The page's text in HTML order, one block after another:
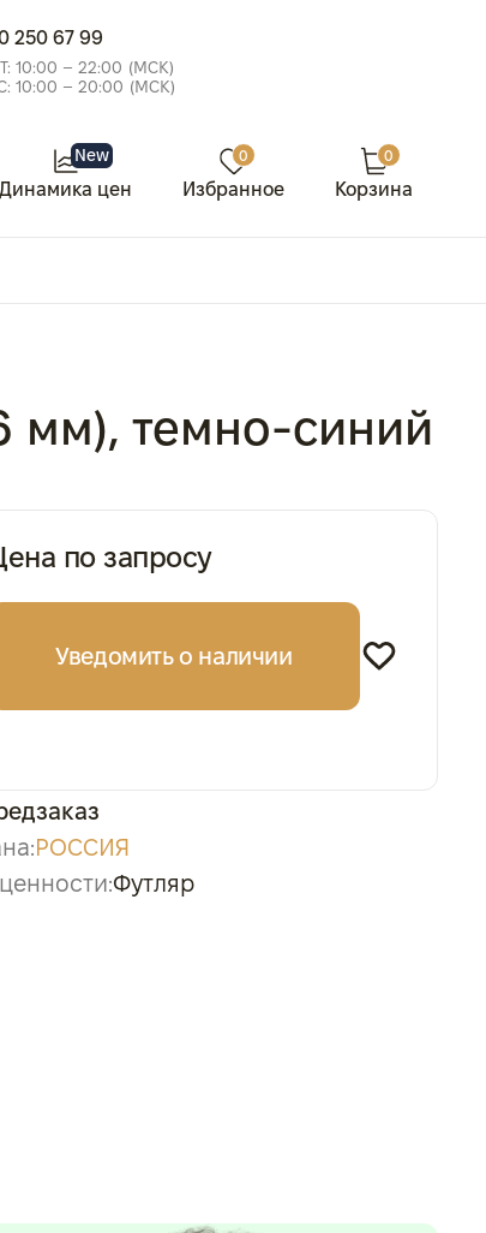
250 67 99
10:00 – 22:00 (МСК)
10:00 – 20:00 (МСК)
New
Динамика цен
0
Избранное
0
Корзина
мм), темно-синий
по запросу
Уведомить о наличии
РОССИЯ
Футляр